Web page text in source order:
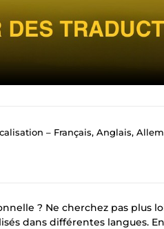
– Français, Anglais,
? Ne cherchez pas plus
dans différentes langues.